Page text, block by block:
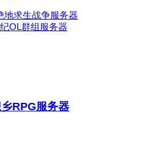
地求生战争服务器
OL群组服务器
RPG服务器